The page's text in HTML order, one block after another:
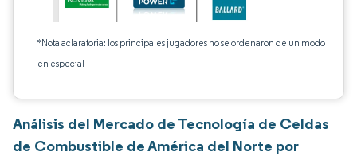
*Nota aclaratoria: los principales jugadores no se ordenaron de un modo
en especial
Análisis del Mercado de Tecnología de Celdas
de Combustible de América del Norte por